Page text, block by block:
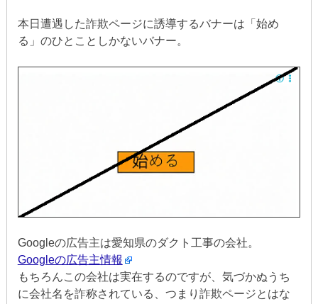
本日遭遇した詐欺ページに誘導するバナーは「始め
る」のひとことしかないバナー。
Googleの広告主は愛知県のダクト工事の会社。
Googleの広告主情報
もちろんこの会社は実在するのですが、気づかぬうち
に会社名を詐称されている、つまり詐欺ページとはな